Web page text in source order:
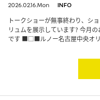
2026.02.16.Mon INFO
トークショーが無事終わり、シ
リュムを展示しています? 今月
です ■□■ルノー名古屋中央オ